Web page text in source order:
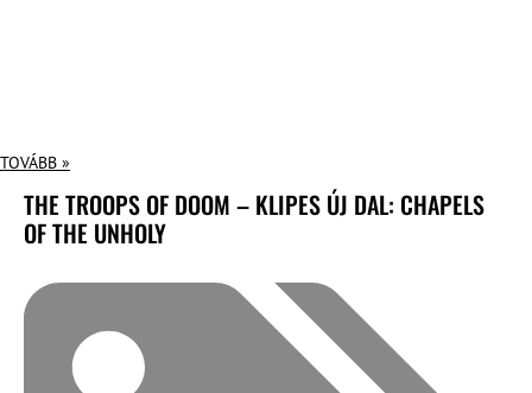
TOVÁBB »
THE TROOPS OF DOOM – KLIPES ÚJ DAL: CHAPELS
OF THE UNHOLY